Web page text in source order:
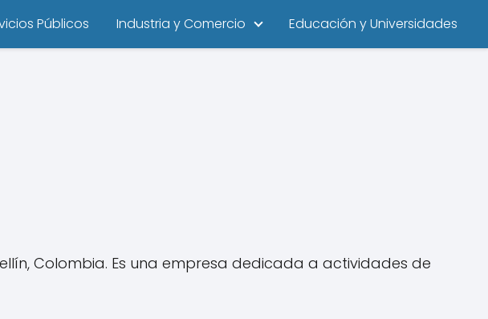
Públicos Industria y Comercio Educación y Universidades
Colombia. Es una empresa dedicada a actividades de